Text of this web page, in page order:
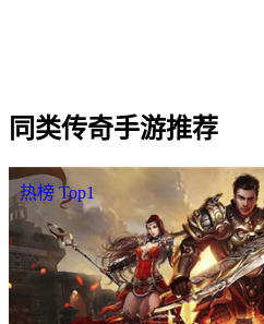
同类传奇手游推荐
热榜 Top1